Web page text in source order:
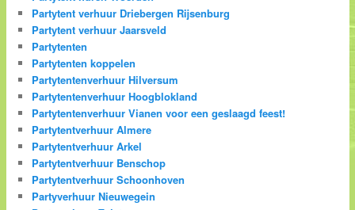
Partytent verhuur Driebergen Rijsenburg
Partytent verhuur Jaarsveld
Partytenten
Partytenten koppelen
Partytentenverhuur Hilversum
Partytentenverhuur Hoogblokland
Partytentenverhuur Vianen voor een geslaagd feest!
Partytentverhuur Almere
Partytentverhuur Arkel
Partytentverhuur Benschop
Partytentverhuur Schoonhoven
Partyverhuur Nieuwegein